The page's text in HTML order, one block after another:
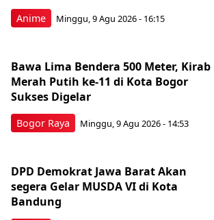
Anime Minggu, 9 Agu 2026 - 16:15
Bogor Raya
Bawa Lima Bendera 500 Meter, Kirab
Merah Putih ke-11 di Kota Bogor
Sukses Digelar
Minggu, 9 Agu 2026 - 14:53
DPD Demokrat Jawa Barat Akan
segera Gelar MUSDA VI di Kota
Bandung